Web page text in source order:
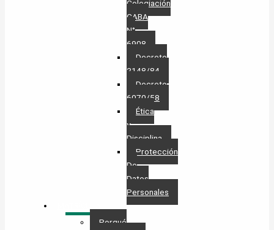
Colegiación
CABA
N°
6908
Decreto
2148/84
Decreto
6070/58
Ética
y
Disciplina
Protección
De
Datos
Personales​
Porqué